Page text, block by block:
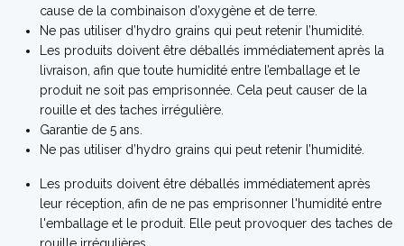
cause de la combinaison d’oxygène et de terre.
Ne pas utiliser d’hydro grains qui peut retenir l’humidité.
Les produits doivent être déballés immédiatement après la
livraison, afin que toute humidité entre l’emballage et le
produit ne soit pas emprisonnée. Cela peut causer de la
rouille et des taches irrégulière.
Garantie de 5 ans.
Ne pas utiliser d’hydro grains qui peut retenir l’humidité.
Les produits doivent être déballés immédiatement après
leur réception, afin de ne pas emprisonner l'humidité entre
l'emballage et le produit. Elle peut provoquer des taches de